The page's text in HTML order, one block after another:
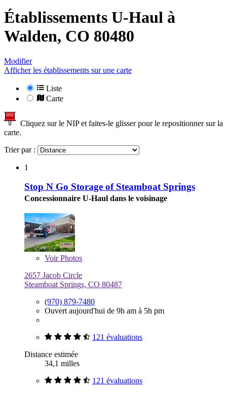
Établissements U-Haul à
Walden, CO 80480
Modifier
Afficher les établissements sur une carte
Liste
Carte
Cliquez sur le NIP et faites-le glisser pour le repositionner sur la
carte.
Trier par :
1
Stop N Go Storage of Steamboat Springs
Concessionnaire U-Haul dans le voisinage
VoirPhotos
2657 Jacob Circle
Steamboat Springs, CO 80487
(970) 879-7480
Ouvert aujourd'hui de 9h am à 5h pm
121 évaluations
Distance estimée
34,1 milles
121 évaluations